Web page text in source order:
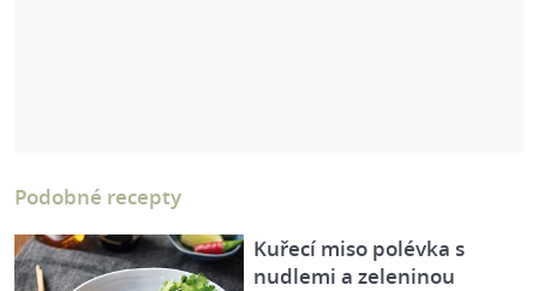
Podobné recepty
Kuřecí miso polévka s
nudlemi a zeleninou